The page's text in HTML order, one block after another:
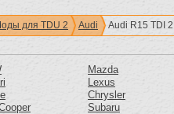
для TDU 2 Audi Audi R15 TDI
Mazda
Lexus
Chrysler
Subaru